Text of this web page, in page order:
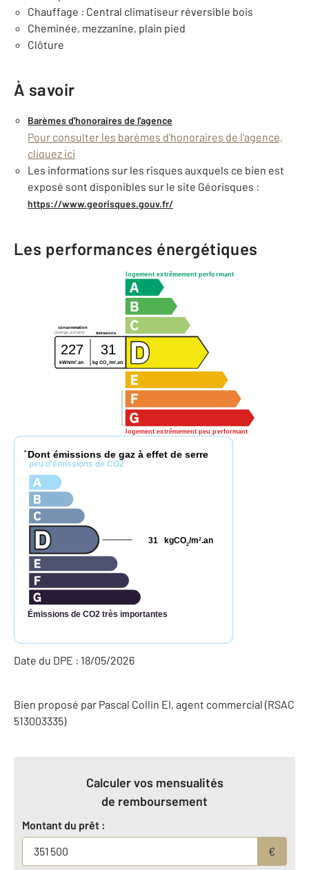
Chauffage : Central climatiseur réversible bois
Cheminée, mezzanine, plain pied
Clôture
À savoir
Barèmes d'honoraires de l'agence
Pour consulter les barèmes d'honoraires de l'agence,
cliquez ici
Les informations sur les risques auxquels ce bien est
exposé sont disponibles sur le site Géorisques :
https://www.georisques.gouv.fr/
Les performances énergétiques
logement extrêmement performant
logement extrêmement peu performant
consommation
émissions
(énergie primaire)
227 31
kWh/m2.an kg CO2 /m2 .an
* Dont émissions de gaz à effet de serre
peu d'émissions de CO2
Émissions de CO2 très importantes
kgCO2/m2.an
31
Date du DPE : 18/05/2026
Bien proposé par Pascal Collin EI, agent commercial (RSAC
513003335)
Calculer vos mensualités
de remboursement
Montant du prêt :
€